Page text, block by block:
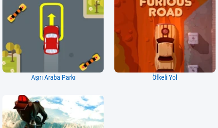
Aşırı Araba Parkı Öfkeli Yol